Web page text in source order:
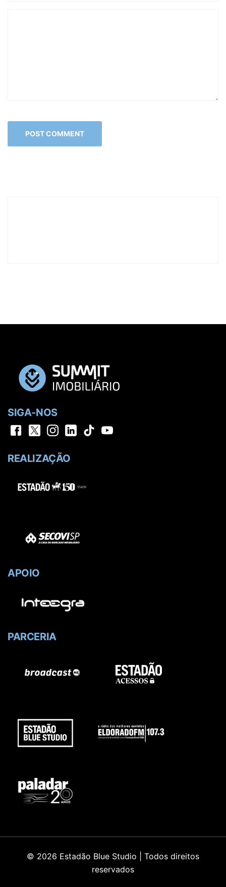
SIGA-NOS
REALIZAÇÃO
APOIO
PARCERIA
© 2026 Estadão Blue Studio | Todos direitos
reservados